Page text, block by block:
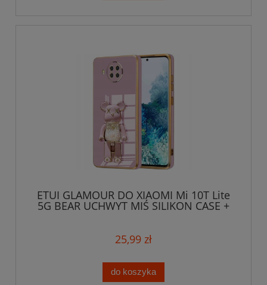
ETUI GLAMOUR DO XIAOMI Mi 10T Lite
5G BEAR UCHWYT MIŚ SILIKON CASE +
25,99 zł
do koszyka